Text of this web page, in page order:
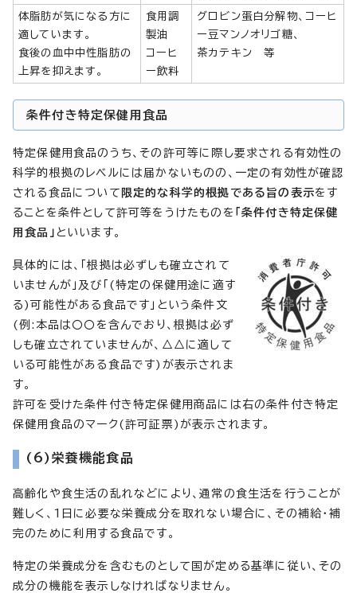
体脂肪が気になる方に
適しています。
食後の血中中性脂肪の
上昇を抑えます。
食用調
製油
コーヒ
ー飲料
グロビン蛋白分解物、コーヒ
ー豆マンノオリゴ糖、
茶カテキン 等
条件付き特定保健用食品
特定保健用食品のうち、その許可等に際し要求される有効性の
科学的根拠のレベルには届かないものの、一定の有効性が確認
される食品について 限定的な科学的根拠である旨の表示をす
ることを条件として許可等をうけたものを 「条件付き特定保健
用食品」 といいます。
具体的には、「根拠は必ずしも確立されて
いませんが」及び「(特定の保健用途に適す
る)可能性がある食品です」という条件文
(例:本品は〇〇を含んでおり、根拠は必ず
しも確立されていませんが、△△に適して
いる可能性がある食品です)が表示されま
す。
許可を受けた条件付き特定保健用商品には右の条件付き特定
保健用食品のマーク(許可証票)が表示されます。
(6)栄養機能食品
高齢化や食生活の乱れなどにより、通常の食生活を行うことが
難しく、1日に必要な栄養成分を取れない場合に、その補給・補
完のために利用する食品です。
特定の栄養成分を含むものとして国が定める基準に従い、その
成分の機能を表示しなければなりません。